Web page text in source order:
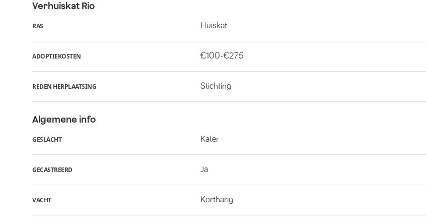
Verhuiskat Rio
RAS Huiskat
ADOPTIEKOSTEN €100-€275
REDEN HERPLAATSING Stichting
Algemene info
GESLACHT Kater
GECASTREERD Ja
VACHT Kortharig